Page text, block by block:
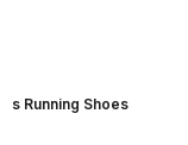
Running Shoes